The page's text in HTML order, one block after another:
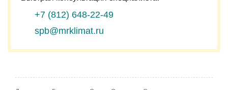
+7 (812) 648-22-49
spb@mrklimat.ru